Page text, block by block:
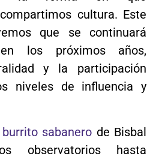
cultura. Este
que se continuará
en los próximos años,
y la participación
niveles de influencia y
burrito sabanero de Bisbal
observatorios hasta